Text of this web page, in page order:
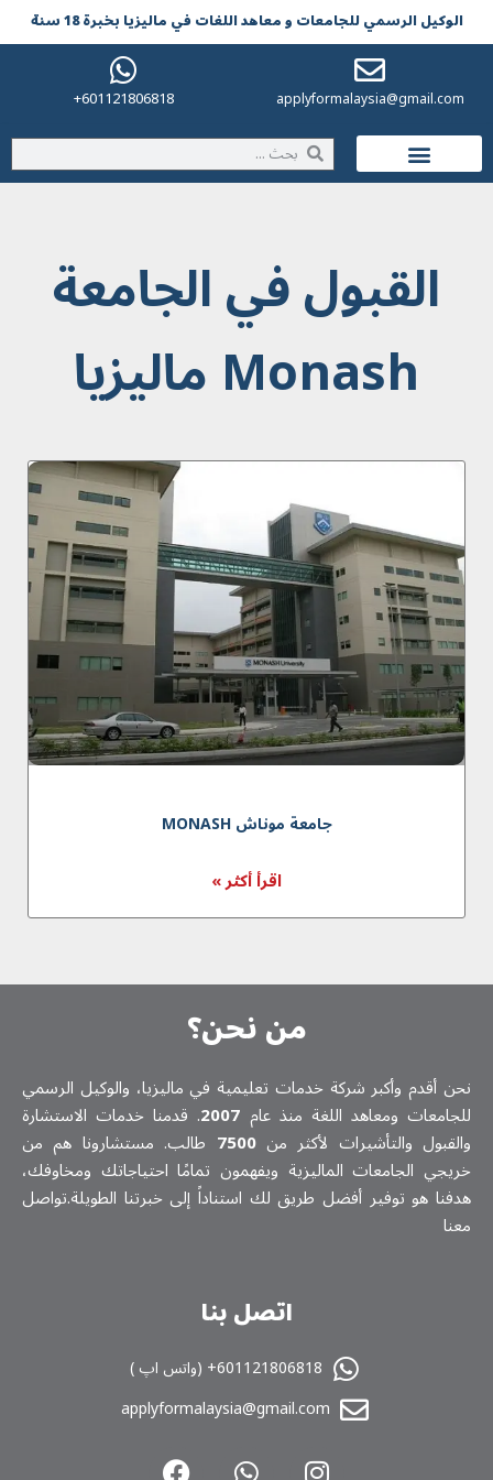
الوکیل الرسمي للجامعات و معاهد اللغات في مالیزیا بخبرة 18 سنة
applyformalaysia@gmail.com
601121806818+
القبول في الجامعة
Monash ماليزيا
جامعة موناش MONASH
اقرأ أكثر »
من نحن؟
نحن أقدم وأكبر شركة خدمات تعلیمیة في ماليزيا، والوكيل الرسمي
للجامعات ومعاهد اللغة منذ عام 2007. قدمنا خدمات الاستشارة
والقبول والتأشيرات لأكثر من7500 طالب. مستشارونا هم من
خريجي الجامعات الماليزية ويفهمون تمامًا احتياجاتك ومخاوفك،
هدفنا هو توفير أفضل طريق لك استناداً إلى خبرتنا الطويلة.تواصل
معنا
اتصل بنا
601121806818+ (واتس اپ )
applyformalaysia@gmail.com